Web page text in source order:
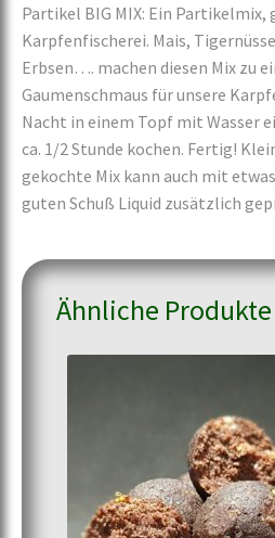
Partikel BIG MIX: Ein
Karpfenfischerei. Mais,
Erbsen…. machen diesen Mix zu
Gaumenschmaus für unsere
Nacht in einem Topf mit Wasser
ca. 1/2 Stunde kochen. Fertig!
gekochte Mix kann auch mit
guten Schuß Liquid zusätzlich
Ähnliche Produkte